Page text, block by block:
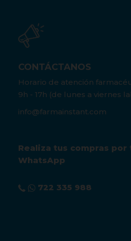
CONTÁCTANOS
Horario de atención
9h - 17h (de lunes a viernes
info@farmainstant.com
Realiza tus compras
WhatsApp
722 335 988